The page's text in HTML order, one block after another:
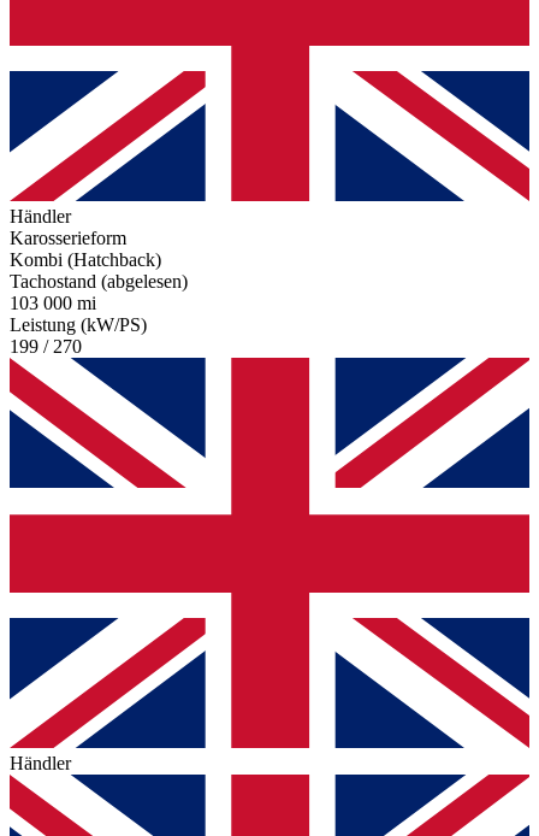
Händler
Karosserieform
Kombi (Hatchback)
Tachostand (abgelesen)
103 000 mi
Leistung (kW/PS)
199 / 270
Händler